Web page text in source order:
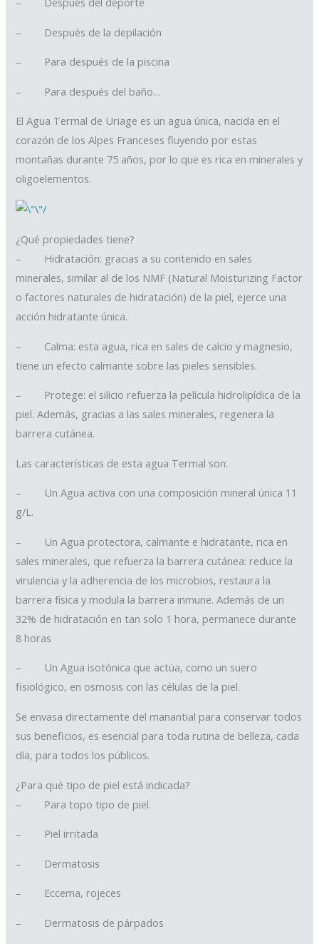
– Después de la depilación
– Para después de la piscina
– Para después del baño…
El Agua Termal de Uriage es un agua única, nacida en el
corazón de los Alpes Franceses fluyendo por estas
montañas durante 75 años, por lo que es rica en minerales y
oligoelementos.
¿Qué propiedades tiene?
– Hidratación: gracias a su contenido en sales
minerales, similar al de los NMF (Natural Moisturizing Factor
o factores naturales de hidratación) de la piel, ejerce una
acción hidratante única.
– Calma: esta agua, rica en sales de calcio y magnesio,
tiene un efecto calmante sobre las pieles sensibles.
– Protege: el silicio refuerza la película hidrolipídica de la
piel. Además, gracias a las sales minerales, regenera la
barrera cutánea.
Las características de esta agua Termal son:
– Un Agua activa con una composición mineral única 11
g/L.
– Un Agua protectora, calmante e hidratante, rica en
sales minerales, que refuerza la barrera cutánea: reduce la
virulencia y la adherencia de los microbios, restaura la
barrera física y modula la barrera inmune. Además de un
32% de hidratación en tan solo 1 hora, permanece durante
8 horas
– Un Agua isotónica que actúa, como un suero
fisiológico, en osmosis con las células de la piel.
Se envasa directamente del manantial para conservar todos
sus beneficios, es esencial para toda rutina de belleza, cada
día, para todos los públicos.
¿Para qué tipo de piel está indicada?
– Para topo tipo de piel.
– Piel irritada
– Dermatosis
– Eccema, rojeces
– Dermatosis de párpados